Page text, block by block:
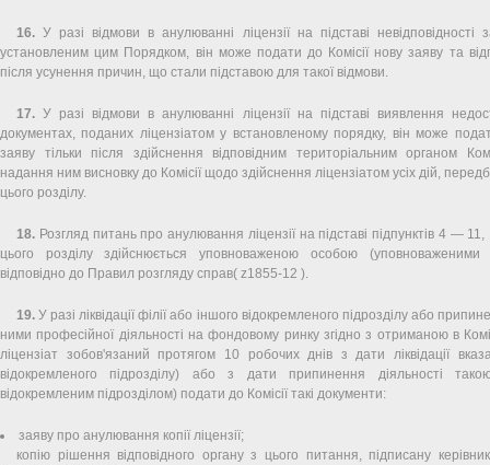
16. У разі відмови в анулюванні ліцензії на підставі невідповідності
установленим цим Порядком, він може подати до Комісії нову заяву та
після усунення причин, що стали підставою для такої відмови.
17. У разі відмови в анулюванні ліцензії на підставі виявлення
документах, поданих ліцензіатом у встановленому порядку, він може
заяву тільки після здійснення відповідним територіальним органом
надання ним висновку до Комісії щодо здійснення ліцензіатом усіх дій,
цього розділу.
18. Розгляд питань про анулювання ліцензії на підставі підпунктів 4 —
цього розділу здійснюється уповноваженою особою (уповноваженими
відповідно до Правил розгляду справ( z1855-12 ).
19. У разі ліквідації філії або іншого відокремленого підрозділу або
ними професійної діяльності на фондовому ринку згідно з отриманою в
ліцензіат зобов'язаний протягом 10 робочих днів з дати ліквідації
відокремленого підрозділу) або з дати припинення діяльності
відокремленим підрозділом) подати до Комісії такі документи:
заяву про анулювання копії ліцензії;
копію рішення відповідного органу з цього питання, підписану